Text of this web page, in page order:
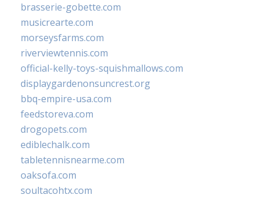
brasserie-gobette.com
musicrearte.com
morseysfarms.com
riverviewtennis.com
official-kelly-toys-squishmallows.com
displaygardenonsuncrest.org
bbq-empire-usa.com
feedstoreva.com
drogopets.com
ediblechalk.com
tabletennisnearme.com
oaksofa.com
soultacohtx.com